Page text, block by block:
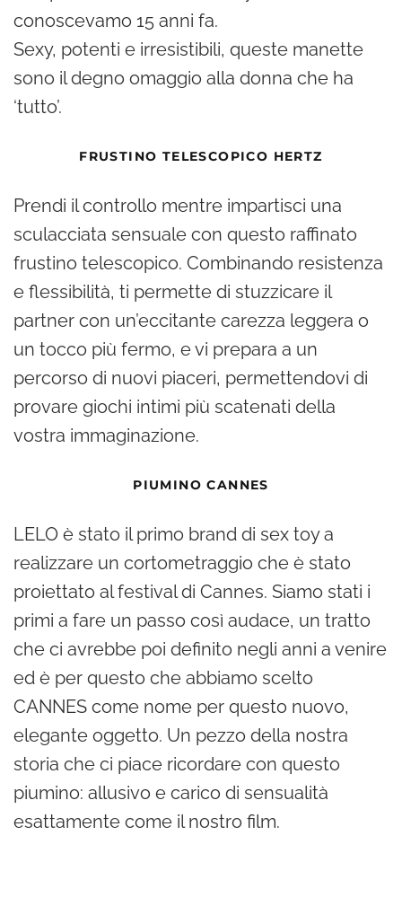
conoscevamo 15 anni fa.
Sexy, potenti e irresistibili, queste manette
sono il degno omaggio alla donna che ha
‘tutto’.
FRUSTINO TELESCOPICO HERTZ
Prendi il controllo mentre impartisci una
sculacciata sensuale con questo raffinato
frustino telescopico. Combinando resistenza
e flessibilità, ti permette di stuzzicare il
partner con un’eccitante carezza leggera o
un tocco più fermo, e vi prepara a un
percorso di nuovi piaceri, permettendovi di
provare giochi intimi più scatenati della
vostra immaginazione.
PIUMINO CANNES
LELO è stato il primo brand di sex toy a
realizzare un cortometraggio che è stato
proiettato al festival di Cannes. Siamo stati i
primi a fare un passo così audace, un tratto
che ci avrebbe poi definito negli anni a venire
ed è per questo che abbiamo scelto
CANNES come nome per questo nuovo,
elegante oggetto. Un pezzo della nostra
storia che ci piace ricordare con questo
piumino: allusivo e carico di sensualità
esattamente come il nostro film.